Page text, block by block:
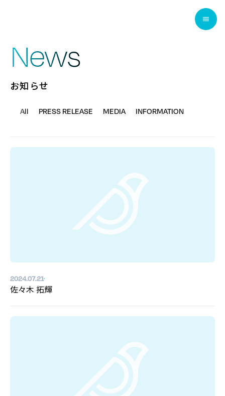
News
お知らせ
All PRESS RELEASE MEDIA INFORMATION
2024.07.21
佐々木 拓輝